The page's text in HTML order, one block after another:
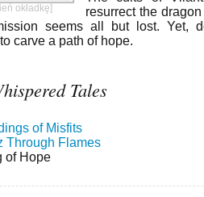
okładkę]
resurrect the
seems all but lost. Yet,
carve a path of hope.
Tales
of Misfits
Through Flames
of Hope